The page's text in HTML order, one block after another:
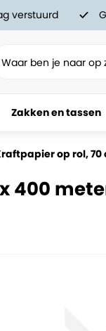
verstuurd
Zakken en tassen
op rol,
400